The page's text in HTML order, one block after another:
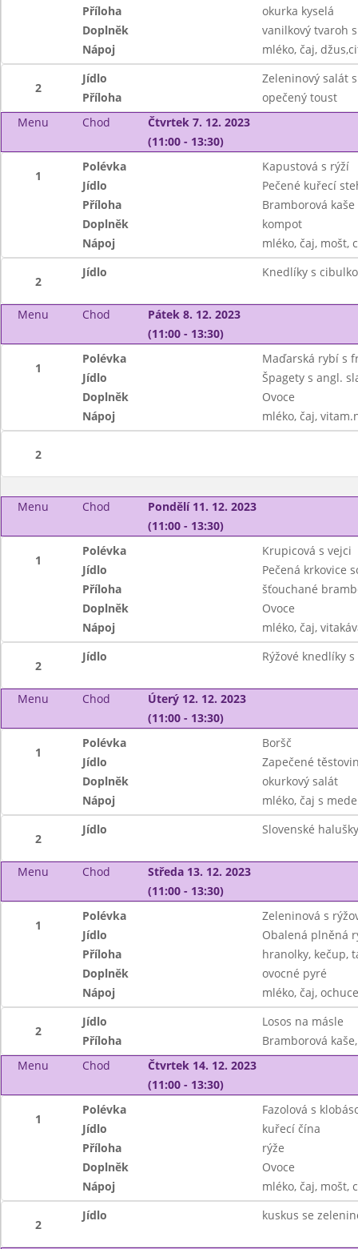
Příloha
okurka kyselá
Doplněk
vanilkový tvaroh
Nápoj
mléko, čaj,
2
Jídlo
Zeleninový salát
Příloha
opečený toust
Menu
Chod
Čtvrtek 7. 12. 2023
(11:00 - 13:30)
1
Polévka
Kapustová s rýží
Jídlo
Pečené kuřecí
Příloha
Bramborová kaše
Doplněk
kompot
Nápoj
mléko, čaj, mošt,
2
Jídlo Knedlíky s
Menu Chod
Pátek 8. 12. 2023
(11:00 - 13:30)
1
Polévka
Maďarská rybí s
Jídlo
Špagety s angl.
Doplněk
Ovoce
Nápoj
mléko, čaj,
2
Menu Chod
Pondělí 11. 12. 2023
(11:00 - 13:30)
1
Polévka
Krupicová s vejci
Jídlo
Pečená krkovice
Příloha
šťouchané
Doplněk
Ovoce
Nápoj
mléko, čaj,
2
Jídlo Rýžové knedlíky
Menu Chod
Úterý 12. 12. 2023
(11:00 - 13:30)
1
Polévka
Boršč
Jídlo
Zapečené
Doplněk
okurkový salát
Nápoj
mléko, čaj s
2
Jídlo Slovenské
Menu Chod
Středa 13. 12. 2023
(11:00 - 13:30)
1
Polévka
Zeleninová s
Jídlo
Obalená plněná
Příloha
hranolky, kečup,
Doplněk
ovocné pyré
Nápoj
mléko, čaj,
2
Jídlo
Losos na másle
Příloha
Bramborová
Menu
Chod
Čtvrtek 14. 12. 2023
(11:00 - 13:30)
1
Polévka
Fazolová s
Jídlo
kuřecí čína
Příloha
rýže
Doplněk
Ovoce
Nápoj
mléko, čaj, mošt,
2
Jídlo kuskus se